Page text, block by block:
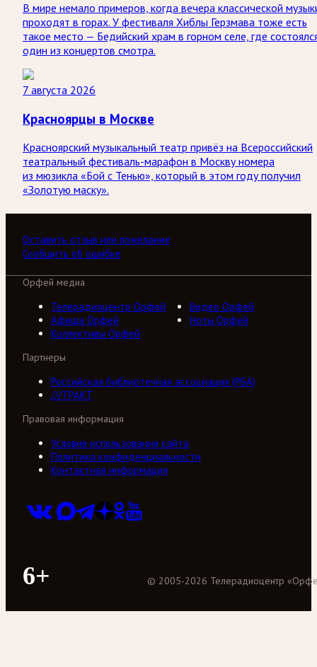
В мире немало примеров, когда вечера классической
проходят в горах. У фестиваля Хиблы Герзмава тоже есть
такое место — Бедийский храм в горном селе, где
один из концертов смотра.
7 августа 2026
Красноярцы в Москве
Красноярский музыкальный театр привёз на Всероссийский
театральный фестиваль-марафон в Москву номера
из мюзикла «Бой с Тенью», который в этом году получил
«Золотую маску».
Оставить отзыв или пожелание
Сообщить об ошибке
Орфей медиа
Телерадиоцентр Орфей
Видео Орфей
Афиша Орфей
Ноты Орфей
Коллективы Орфей
Партнеры
Российская библиотечная ассоциация (РБА)
///ТРАКТ
Правовая информация
Условия использования сайта
Политика конфиденциальности
Контактная информация
6+ © 2005-2026 Телерадиоцентр